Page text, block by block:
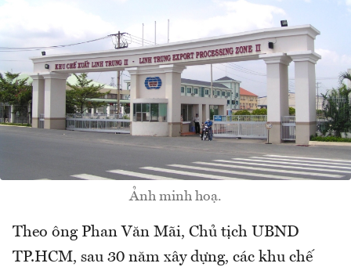
Ảnh minh hoạ.
Theo ông Phan Văn Mãi, Chủ tịch UBND
TP.HCM, sau 30 năm xây dựng, các khu chế